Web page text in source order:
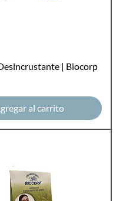
| Biocorp
al carrito